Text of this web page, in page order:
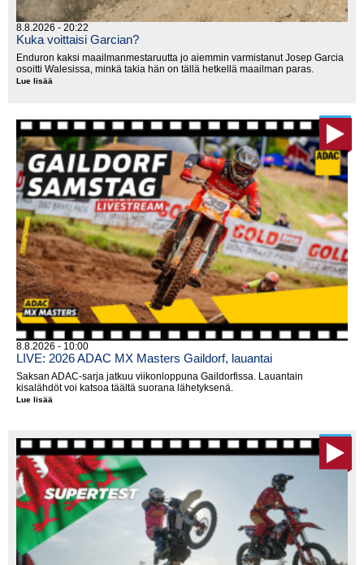
8.8.2026 - 20:22
Kuka voittaisi Garcian?
Enduron kaksi maailmanmestaruutta jo aiemmin varmistanut Josep Garcia
osoitti Walesissa, minkä takia hän on tällä hetkellä maailman paras.
Lue lisää
8.8.2026 - 10:00
LIVE: 2026 ADAC MX Masters Gaildorf, lauantai
Saksan ADAC-sarja jatkuu viikonloppuna Gaildorfissa. Lauantain
kisalähdöt voi katsoa täältä suorana lähetyksenä.
Lue lisää
Gaildorf,
lauantai